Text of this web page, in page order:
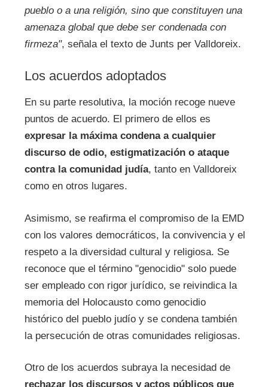
pueblo o a una religión, sino que constituyen una
amenaza global que debe ser condenada con
firmeza", señala el texto de Junts per Valldoreix.
Los acuerdos adoptados
En su parte resolutiva, la moción recoge nueve
puntos de acuerdo. El primero de ellos es
expresar la máxima condena a cualquier
discurso de odio, estigmatización o ataque
contra la comunidad judía, tanto en Valldoreix
como en otros lugares.
Asimismo, se reafirma el compromiso de la EMD
con los valores democráticos, la convivencia y el
respeto a la diversidad cultural y religiosa. Se
reconoce que el término "genocidio" solo puede
ser empleado con rigor jurídico, se reivindica la
memoria del Holocausto como genocidio
histórico del pueblo judío y se condena también
la persecución de otras comunidades religiosas.
Otro de los acuerdos subraya la necesidad de
rechazar los discursos y actos públicos que